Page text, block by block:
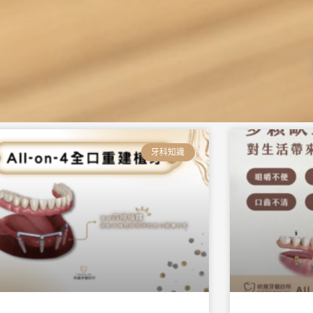
牙科知識
頁
面
頁
面
頁
面
頁
面
頁
面 面